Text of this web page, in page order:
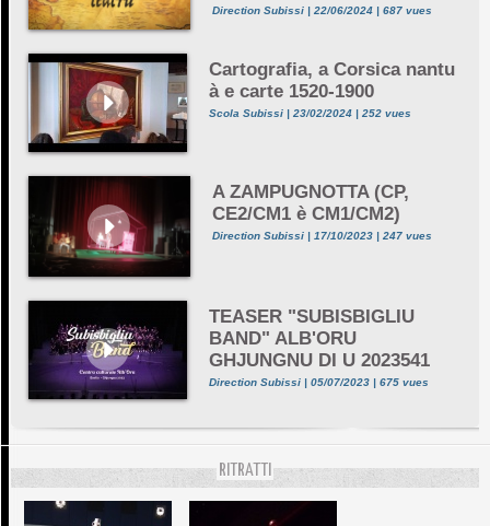
Direction Subissi | 22/06/2024 | 687 vues
Cartografia, a Corsica nantu
à e carte 1520-1900
Scola Subissi | 23/02/2024 | 252 vues
A ZAMPUGNOTTA (CP,
CE2/CM1 è CM1/CM2)
Direction Subissi | 17/10/2023 | 247 vues
TEASER "SUBISBIGLIU
BAND" ALB'ORU
GHJUNGNU DI U 2023541
Direction Subissi | 05/07/2023 | 675 vues
RITRATTI